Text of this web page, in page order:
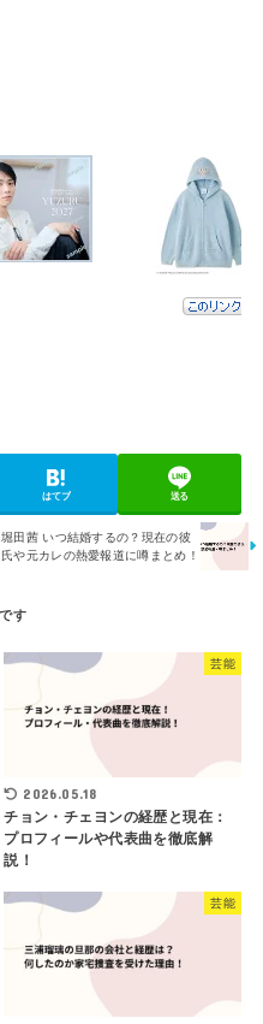
はてブ 送る
堀田茜 いつ結婚するの？現在の彼
氏や元カレの熱愛報道に噂まとめ！
芸能
2026.05.18
チョン・チェヨンの経歴と現在：
プロフィールや代表曲を徹底解
説！
芸能